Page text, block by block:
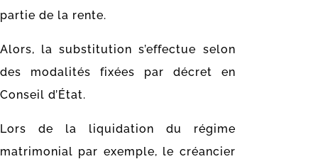
partie de la rente.
Alors, la substitution s’effectue selon
des modalités fixées par décret en
Conseil d’État.
Lors de la liquidation du régime
matrimonial par exemple, le créancier